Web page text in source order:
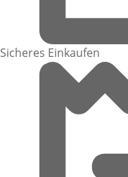
Sicheres Einkaufen